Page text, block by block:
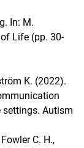
In: M.
Life (pp. 30-
K. (2022).
Autism
C. H.,